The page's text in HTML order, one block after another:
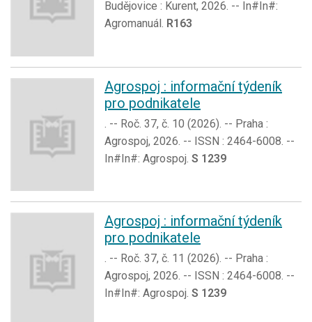
Budějovice : Kurent, 2026. -- In#In#:
Agromanuál. R163
Agrospoj : informační týdeník
pro podnikatele
. -- Roč. 37, č. 10 (2026). -- Praha :
Agrospoj, 2026. -- ISSN : 2464-6008. --
In#In#: Agrospoj. S 1239
Agrospoj : informační týdeník
pro podnikatele
. -- Roč. 37, č. 11 (2026). -- Praha :
Agrospoj, 2026. -- ISSN : 2464-6008. --
In#In#: Agrospoj. S 1239